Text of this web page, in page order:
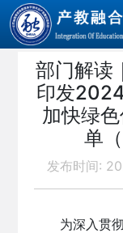
部门解读
印发2024
加快绿
单
发布时间:
为深入贯